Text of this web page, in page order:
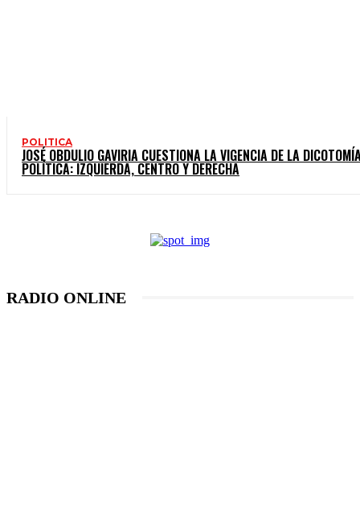
POLITICA
JOSÉ OBDULIO GAVIRIA CUESTIONA LA VIGENCIA DE LA
POLÍTICA: IZQUIERDA, CENTRO Y DERECHA
RADIO ONLINE